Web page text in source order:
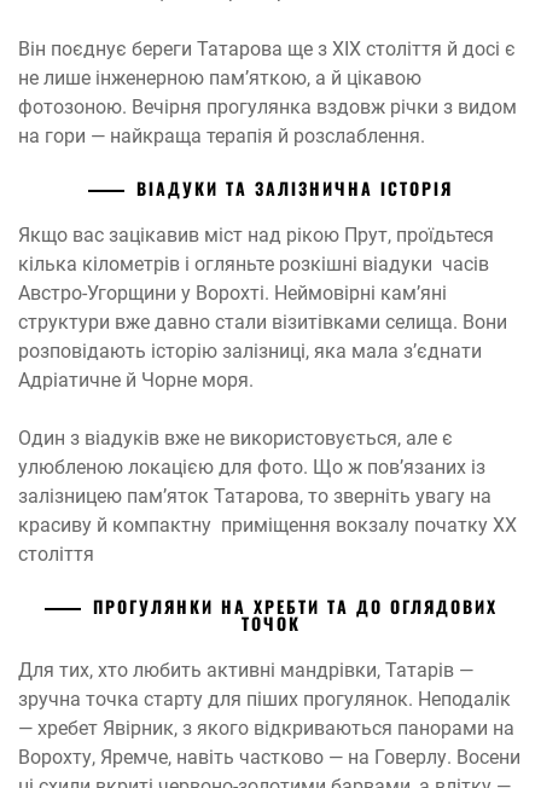
Він поєднує береги Татарова ще з XIX століття й досі є
не лише інженерною пам’яткою, а й цікавою
фотозоною. Вечірня прогулянка вздовж річки з видом
на гори — найкраща терапія й розслаблення.
ВІАДУКИ ТА ЗАЛІЗНИЧНА ІСТОРІЯ
Якщо вас зацікавив міст над рікою Прут, проїдьтеся
кілька кілометрів і огляньте розкішні віадуки часів
Австро-Угорщини у Ворохті. Неймовірні кам’яні
структури вже давно стали візитівками селища. Вони
розповідають історію залізниці, яка мала з’єднати
Адріатичне й Чорне моря.
Один з віадуків вже не використовується, але є
улюбленою локацією для фото. Що ж пов’язаних із
залізницею пам’яток Татарова, то зверніть увагу на
красиву й компактну приміщення вокзалу початку XX
століття
ПРОГУЛЯНКИ НА ХРЕБТИ ТА ДО ОГЛЯДОВИХ
ТОЧОК
Для тих, хто любить активні мандрівки, Татарів —
зручна точка старту для піших прогулянок. Неподалік
— хребет Явірник, з якого відкриваються панорами на
Ворохту, Яремче, навіть частково — на Говерлу. Восени